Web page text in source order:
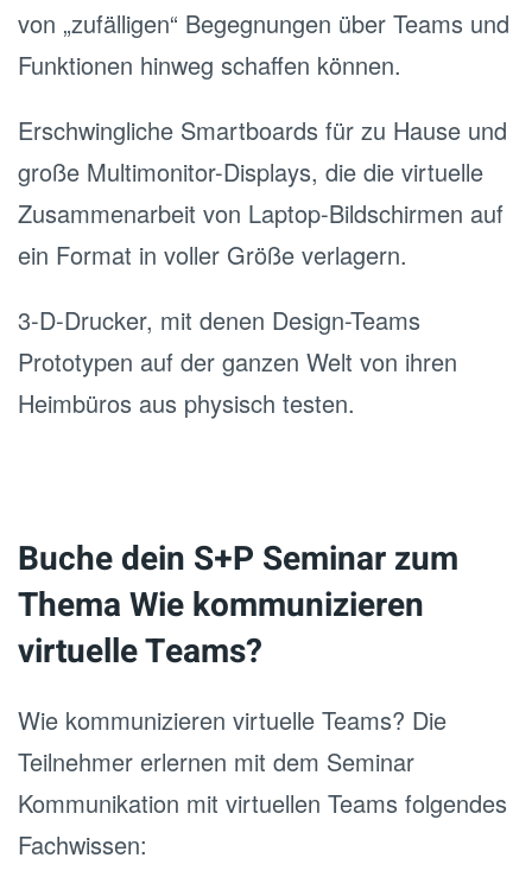
von „zufälligen“ Begegnungen über Teams und
Funktionen hinweg schaffen können.
Erschwingliche Smartboards für zu Hause und
große Multimonitor-Displays, die die virtuelle
Zusammenarbeit von Laptop-Bildschirmen auf
ein Format in voller Größe verlagern.
3-D-Drucker, mit denen Design-Teams
Prototypen auf der ganzen Welt von ihren
Heimbüros aus physisch testen.
Buche dein S+P Seminar zum
Thema Wie kommunizieren
virtuelle Teams?
Wie kommunizieren virtuelle Teams? Die
Teilnehmer erlernen mit dem Seminar
Kommunikation mit virtuellen Teams folgendes
Fachwissen: